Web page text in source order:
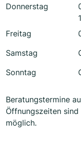
Donnerstag
Freitag
Samstag
Sonntag
Beratungstermine
Öffnungszeiten
möglich.